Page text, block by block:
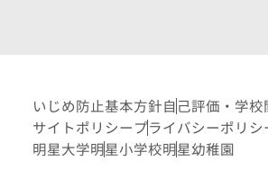
いじめ防止基本方針自己評価・学校
サイトポリシー プライバシーポリシ
明星大学明星小学校明星幼稚園